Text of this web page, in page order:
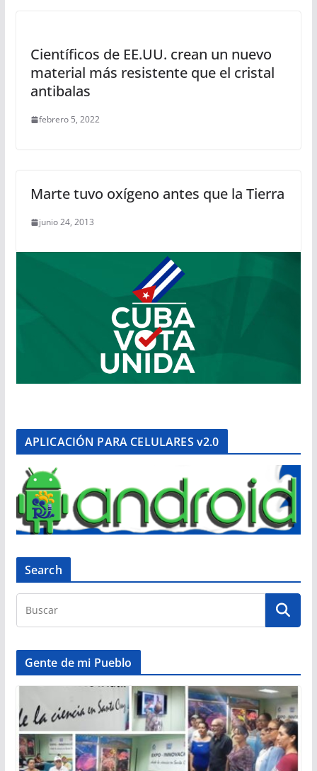
Científicos de EE.UU. crean un nuevo
material más resistente que el cristal
antibalas
febrero 5, 2022
Marte tuvo oxígeno antes que la Tierra
junio 24, 2013
APLICACIÓN PARA CELULARES v2.0
Search
Gente de mi Pueblo